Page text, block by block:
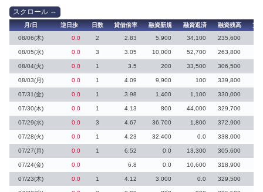
月/日 逆日歩 日数 貸借倍率 融資新規 融資返済 融資残高
貸
08/06(木)
0.0 2 2.83 5,900 34,100 235,600
08/05(水) 0.0 3 3.05 10,000 52,700 263,800
08/04(火) 0.0 1 3.5 200 33,500 306,500
08/03(月) 0.0 1 4.09 9,900 100 339,800
07/31(金) 0.0 1 3.98 1,400 1,100 330,000
07/30(木) 0.0 1 4.13 800 44,000 329,700
07/29(水) 0.0 3 4.67 36,700 1,800 372,900
07/28(火) 0.0 1 4.23 32,400 0.0 338,000
07/27(月) 0.0 1 6.52 0.0 13,300 305,600
07/24(金) 0.0 6.8 0.0 10,600 318,900
07/23(木) 0.0 1 4.12 3,000 0.0 329,500